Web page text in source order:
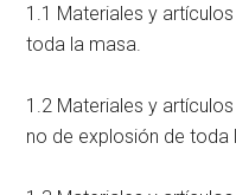
1.1 Materiales y
toda la masa.
1.2 Materiales y
no de explosión de toda